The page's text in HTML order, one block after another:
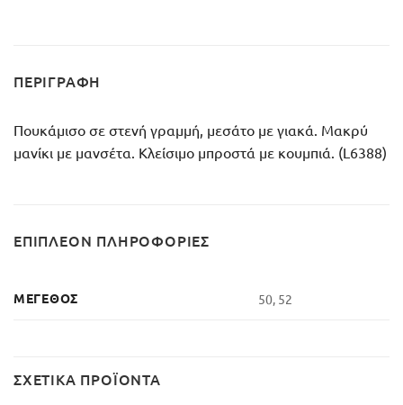
ΠΕΡΙΓΡΑΦΉ
Πουκάμισο σε στενή γραμμή, μεσάτο με γιακά. Μακρύ
μανίκι με μανσέτα. Κλείσιμο μπροστά με κουμπιά. (L6388)
ΕΠΙΠΛΈΟΝ ΠΛΗΡΟΦΟΡΊΕΣ
ΜΈΓΕΘΟΣ 50, 52
ΣΧΕΤΙΚΆ ΠΡΟΪΌΝΤΑ